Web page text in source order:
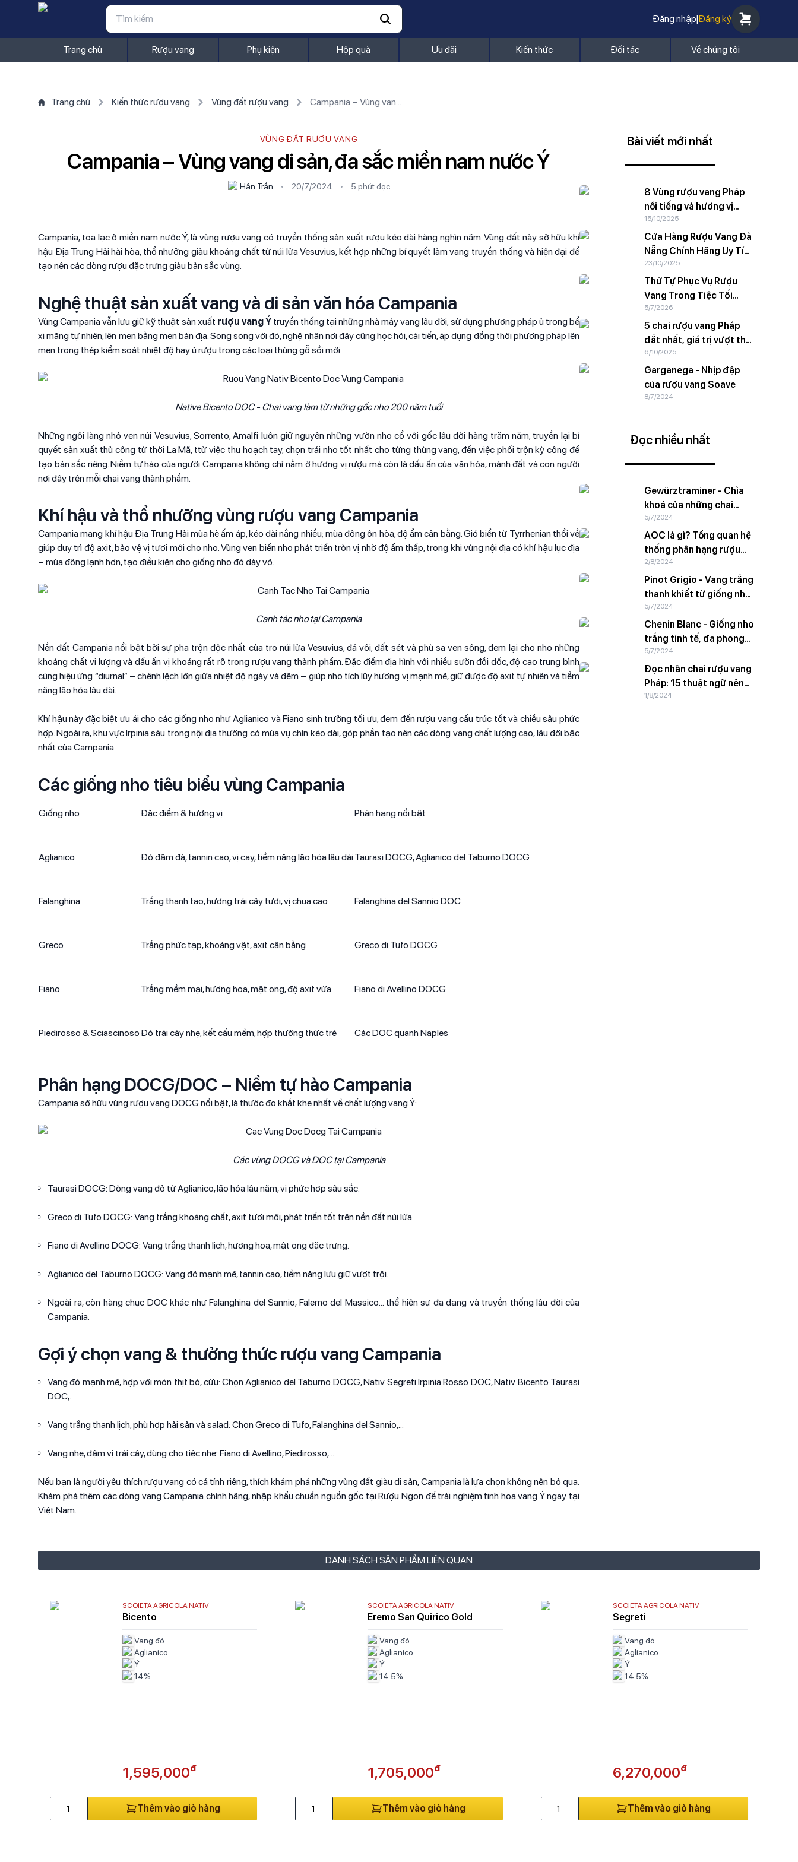
Đăng nhập|Đăng ký
Trang chủ Rượu vang Phụ kiện Hộp quà Ưu đãi Kiến thức Đối tác Về chúng tôi
Trang chủ Kiến thức rượu vang Vùng đất rượu vang Campania – Vùng vang di sản, đa sắc miền nam nước Ý
VÙNG ĐẤT RƯỢU VANG
Campania – Vùng vang di sản, đa sắc miền nam nước Ý
Hân Trần • 20/7/2024 • 5 phútđọc
Campania, tọa lạc ở miền nam nước Ý, là vùng rượu vang có truyền thống sản xuất rượu kéo dài hàng nghìn năm. Vùng đất này sở hữu khí
hậu Địa Trung Hải hài hòa, thổ nhưỡng giàu khoáng chất từ núi lửa Vesuvius, kết hợp những bí quyết làm vang truyền thống và hiện đại để
tạo nên các dòng rượu đặc trưng giàu bản sắc vùng.​
Nghệ thuật sản xuất vang và di sản văn hóa Campania
Vùng Campania vẫn lưu giữ kỹ thuật sản xuất rượu vang Ýtruyền thống tại những nhà máy vang lâu đời, sử dụng phương pháp ủ trong bể
xi măng tự nhiên, lên men bằng men bản địa. Song song với đó, nghệ nhân nơi đây cũng học hỏi, cải tiến, áp dụng đồng thời phương pháp lên
men trong thép kiểm soát nhiệt độ hay ủ rượu trong các loại thùng gỗ sồi mới.
Native Bicento DOC - Chai vang làm từ những gốc nho 200 năm tuổi
Những ngôi làng nhỏ ven núi Vesuvius, Sorrento, Amalfi luôn giữ nguyên những vườn nho cổ với gốc lâu đời hàng trăm năm, truyền lại bí
quyết sản xuất thủ công từ thời La Mã, ttừ việc thu hoạch tay, chọn trái nho tốt nhất cho từng thùng vang, đến việc phối trộn kỳ công để
tạo bản sắc riêng. Niềm tự hào của người Campania không chỉ nằm ở hương vị rượu mà còn là dấu ấn của văn hóa, mảnh đất và con người
nơi đây trên mỗi chai vang thành phẩm.
Khí hậu và thổ nhưỡng vùng rượu vang Campania
Campania mang khí hậu Địa Trung Hải mùa hè ấm áp, kéo dài nắng nhiều; mùa đông ôn hòa, độ ẩm cân bằng. Gió biển từ Tyrrhenian thổi về
giúp duy trì độ axit, bảo vệ vị tươi mới cho nho. Vùng ven biển nho phát triển tròn vị nhờ độ ẩm thấp, trong khi vùng nội địa có khí hậu lục địa
– mùa đông lạnh hơn, tạo điều kiện cho giống nho đỏ dày vỏ.
Canh tác nho tại Campania
Nền đất Campania nổi bật bởi sự pha trộn độc nhất của tro núi lửa Vesuvius, đá vôi, đất sét và phù sa ven sông, đem lại cho nho những
khoáng chất vi lượng và dấu ấn vị khoáng rất rõ trong rượu vang thành phẩm. Đặc điểm địa hình với nhiều sườn đồi dốc, độ cao trung bình
cùng hiệu ứng “diurnal” – chênh lệch lớn giữa nhiệt độ ngày và đêm – giúp nho tích lũy hương vị mạnh mẽ, giữ được độ axit tự nhiên và tiềm
năng lão hóa lâu dài.
Khí hậu này đặc biệt ưu ái cho các giống nho như Aglianico và Fiano sinh trưởng tối ưu, đem đến rượu vang cấu trúc tốt và chiều sâu phức
hợp. Ngoài ra, khu vực Irpinia sâu trong nội địa thường có mùa vụ chín kéo dài, góp phần tạo nên các dòng vang chất lượng cao, lâu đời bậc
nhất của Campania.​
Các giống nho tiêu biểu vùng Campania
Giống nho Đặc điểm & hương vị Phân hạng nổi bật
Aglianico Đỏ đậm đà, tannin cao, vị cay, tiềm năng lão hóa lâu dàiTaurasi DOCG, Aglianico del Taburno DOCG
Falanghina Trắng thanh tao, hương trái cây tươi, vị chua cao Falanghina del Sannio DOC
Greco Trắng phức tạp, khoáng vật, axit cân bằng Greco di Tufo DOCG
Fiano Trắng mềm mại, hương hoa, mật ong, độ axit vừa Fiano di Avellino DOCG
Piedirosso & Sciascinoso Đỏ trái cây nhẹ, kết cấu mềm, hợp thưởng thức trẻ Các DOC quanh Naples
Phân hạng DOCG/DOC – Niềm tự hào Campania
Campania sở hữu vùng rượu vang DOCG nổi bật, là thước đo khắt khe nhất về chất lượng vang Ý:
Các vùng DOCG và DOC tại Campania
Taurasi DOCG: Dòng vang đỏ từ Aglianico, lão hóa lâu năm, vị phức hợp sâu sắc.
Greco di Tufo DOCG: Vang trắng khoáng chất, axit tươi mới, phát triển tốt trên nền đất núi lửa.
Fiano di Avellino DOCG: Vang trắng thanh lịch, hương hoa, mật ong đặc trưng.​
Aglianico del Taburno DOCG: Vang đỏ mạnh mẽ, tannin cao, tiềm năng lưu giữ vượt trội.
Ngoài ra, còn hàng chục DOC khác như Falanghina del Sannio, Falerno del Massico… thể hiện sự đa dạng và truyền thống lâu đời của
Campania.​
Gợi ý chọn vang & thưởng thức rượu vang Campania
Vang đỏ mạnh mẽ, hợp với món thịt bò, cừu: Chọn Aglianico del Taburno DOCG, Nativ Segreti Irpinia Rosso DOC, Nativ Bicento Taurasi
DOC,...
Vang trắng thanh lịch, phù hợp hải sản và salad: Chọn Greco di Tufo, Falanghina del Sannio,...
Vang nhẹ, đậm vị trái cây, dùng cho tiệc nhẹ: Fiano di Avellino, Piedirosso,...
Nếu bạn là người yêu thích rượu vang có cá tính riêng, thích khám phá những vùng đất giàu di sản, Campania là lựa chọn không nên bỏ qua.
Khám phá thêm các dòng vang Campania chính hãng, nhập khẩu chuẩn nguồn gốc tại Rượu Ngon để trải nghiệm tinh hoa vang Ý ngay tại
Việt Nam.
Bài viết mới nhất
8 Vùng rượu vang Pháp
nổi tiếng và hương vị
rượu đặc trưng
15/10/2025
Cửa Hàng Rượu Vang Đà
Nẵng Chính Hãng Uy Tín
Chất Lượng
23/10/2025
Thứ Tự Phục Vụ Rượu
Vang Trong Tiệc Tối
Trang Trọng
5/7/2026
5 chai rượu vang Pháp
đắt nhất, giá trị vượt thời
gian
6/10/2025
Garganega - Nhịp đập
của rượu vang Soave
8/7/2024
Đọc nhiều nhất
Gewürztraminer - Chìa
khoá của những chai
vang trắng ngào ngạt
5/7/2024
AOC là gì? Tổng quan hệ
thống phân hạng rượu
vang Pháp
2/8/2024
Pinot Grigio - Vang trắng
thanh khiết từ giống nho
vỏ hồng
5/7/2024
Chenin Blanc - Giống nho
trắng tinh tế, đa phong
cách
5/7/2024
Đọc nhãn chai rượu vang
Pháp: 15 thuật ngữ nên
biết
1/8/2024
DANH SÁCH SẢN PHẨM LIÊN QUAN
SCOIETA AGRICOLA NATIV
Bicento
Vang đỏ
Aglianico
Ý
14%
1,595,000₫
Thêm vào giỏ hàng
SCOIETA AGRICOLA NATIV
Eremo San Quirico Gold
Vang đỏ
Aglianico
Ý
14.5%
1,705,000₫
Thêm vào giỏ hàng
SCOIETA AGRICOLA NATIV
Segreti
Vang đỏ
Aglianico
Ý
14.5%
6,270,000₫
Thêm vào giỏ hàng